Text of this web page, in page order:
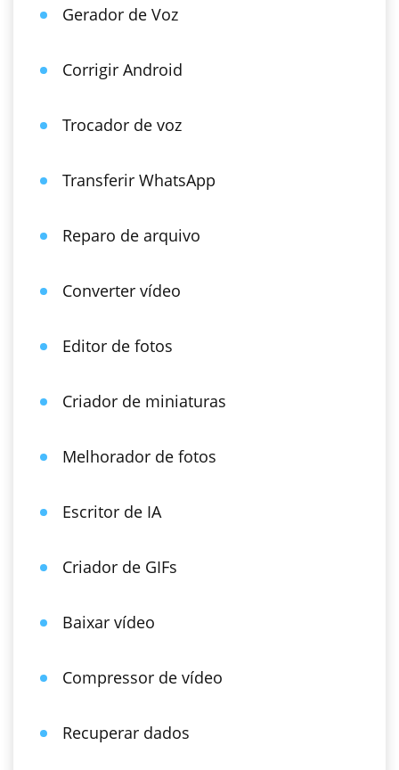
Gerador de Voz
Corrigir Android
Trocador de voz
Transferir WhatsApp
Reparo de arquivo
Converter vídeo
Editor de fotos
Criador de miniaturas
Melhorador de fotos
Escritor de IA
Criador de GIFs
Baixar vídeo
Compressor de vídeo
Recuperar dados